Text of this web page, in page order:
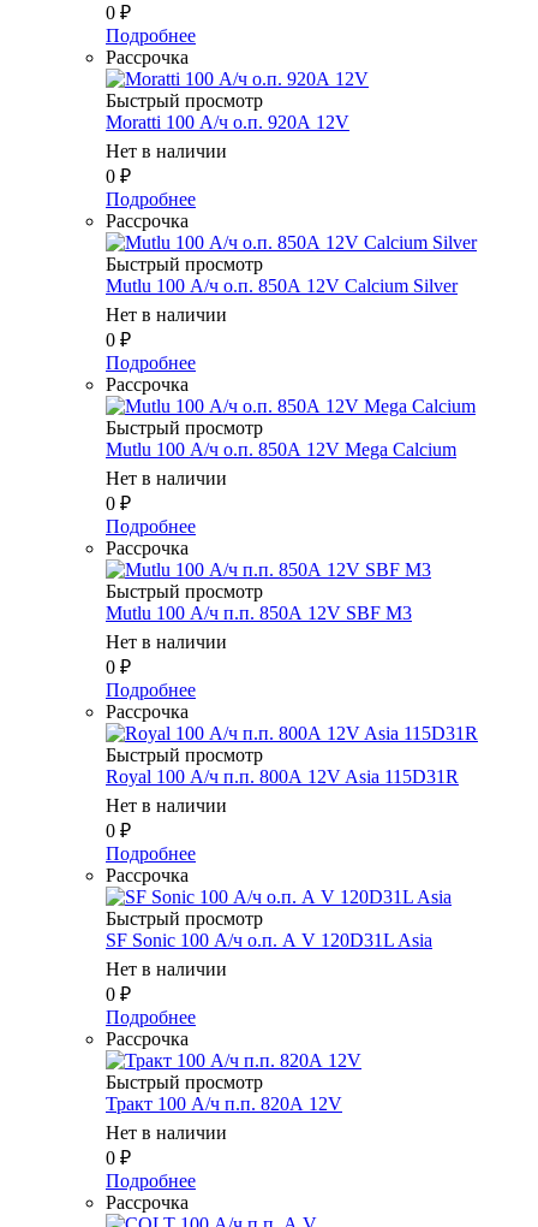
0 ₽
Подробнее
Рассрочка
Быстрый просмотр
Moratti 100 А/ч о.п. 920А 12V
Нет в наличии
0 ₽
Подробнее
Рассрочка
Быстрый просмотр
Mutlu 100 А/ч о.п. 850А 12V Calcium Silver
Нет в наличии
0 ₽
Подробнее
Рассрочка
Быстрый просмотр
Mutlu 100 А/ч о.п. 850А 12V Mega Calcium
Нет в наличии
0 ₽
Подробнее
Рассрочка
Быстрый просмотр
Mutlu 100 А/ч п.п. 850А 12V SBF M3
Нет в наличии
0 ₽
Подробнее
Рассрочка
Быстрый просмотр
Royal 100 А/ч п.п. 800А 12V Asia 115D31R
Нет в наличии
0 ₽
Подробнее
Рассрочка
Быстрый просмотр
SF Sonic 100 А/ч о.п. А V 120D31L Asia
Нет в наличии
0 ₽
Подробнее
Рассрочка
Быстрый просмотр
Тракт 100 А/ч п.п. 820А 12V
Нет в наличии
0 ₽
Подробнее
Рассрочка